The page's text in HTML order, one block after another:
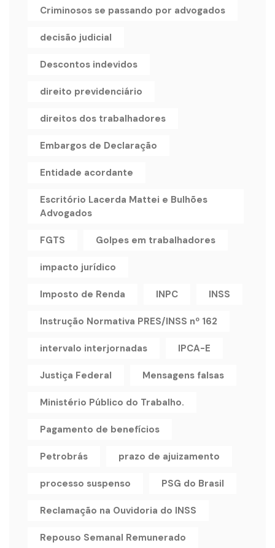
Criminosos se passando por advogados
decisão judicial
Descontos indevidos
direito previdenciário
direitos dos trabalhadores
Embargos de Declaração
Entidade acordante
Escritório Lacerda Mattei e Bulhões
Advogados
FGTS Golpes em trabalhadores
impacto jurídico
Imposto de Renda INPC INSS
Instrução Normativa PRES/INSS nº 162
intervalo interjornadas IPCA-E
Justiça Federal Mensagens falsas
Ministério Público do Trabalho.
Pagamento de benefícios
Petrobrás prazo de ajuizamento
processo suspenso PSG do Brasil
Reclamação na Ouvidoria do INSS
Repouso Semanal Remunerado